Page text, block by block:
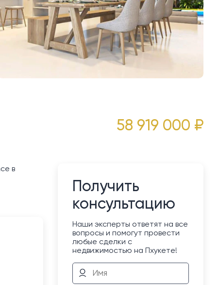
58 919 000 ₽
в
Получить
консультацию
Наши эксперты ответят на все
вопросы и помогут провести
любые сделки с
недвижимостью на Пхукете!